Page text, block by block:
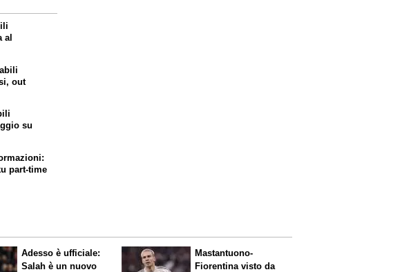
al
out
su
part-time
Adesso è ufficiale:
Salah è un nuovo
Mastantuono-
Fiorentina visto da